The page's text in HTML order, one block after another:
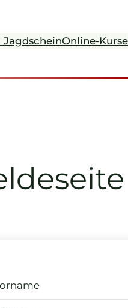
Online-Kurse